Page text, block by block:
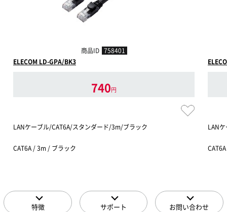
商品ID 758401
ELECOM LD-GPA/BK3
740円
LANケーブル/CAT6A/スタンダード/3m/ブラック
CAT6A / 3m / ブラック
LAN
特徴 サポート お問い合わせ